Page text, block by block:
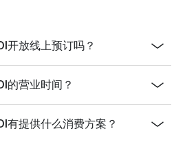
美味的“出走”。
开放线上预订吗？
的营业时间？
有提供什么消费方案？